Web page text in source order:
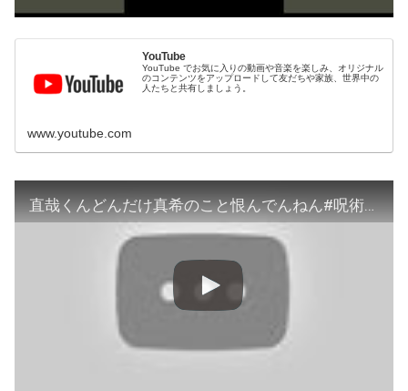
YouTube
YouTube でお気に入りの動画や音楽を楽しみ、オリジナル
のコンテンツをアップロードして友だちや家族、世界中の
人たちと共有しましょう。
www.youtube.com
直哉くんどんだけ真希のこと恨んでんねん#呪術廻戦 #呪術廻戦アニメ #呪術廻戦漫画 #shorts #short #禪院真希